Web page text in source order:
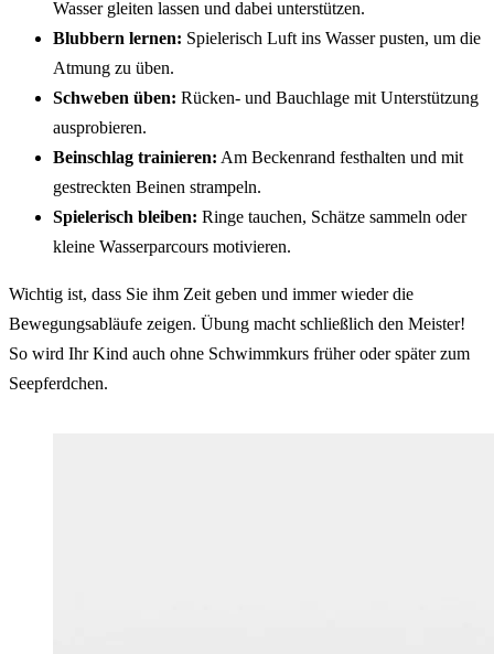
Wasser gleiten lassen und dabei unterstützen.
Blubbern lernen: Spielerisch Luft ins Wasser pusten, um die
Atmung zu üben.
Schweben üben: Rücken- und Bauchlage mit Unterstützung
ausprobieren.
Beinschlag trainieren: Am Beckenrand festhalten und mit
gestreckten Beinen strampeln.
Spielerisch bleiben: Ringe tauchen, Schätze sammeln oder
kleine Wasserparcours motivieren.
Wichtig ist, dass Sie ihm Zeit geben und immer wieder die
Bewegungsabläufe zeigen. Übung macht schließlich den Meister!
So wird Ihr Kind auch ohne Schwimmkurs früher oder später zum
Seepferdchen.